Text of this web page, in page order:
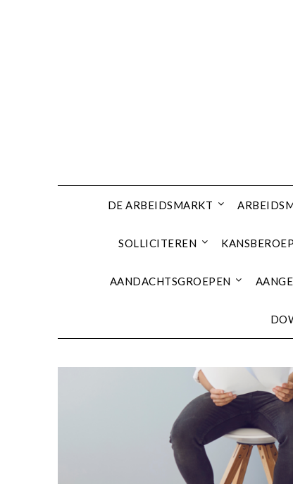
DE ARBEIDSMARKT
SOLLICITEREN
AANDACHTSGROEPEN